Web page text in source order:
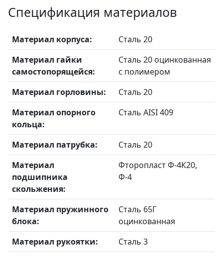
Спецификация материалов
Материал корпуса:
Сталь 20
Материал гайки
самостопорящейся:
Сталь 20 оцинкованная
с полимером
Материал горловины:
Сталь 20
Материал опорного
кольца:
Сталь AISI 409
Материал патрубка:
Сталь 20
Материал
подшипника
скольжения:
Фторопласт Ф-4К20,
Ф-4
Материал пружинного
блока:
Сталь 65Г
оцинкованная
Материал рукоятки:
Сталь 3